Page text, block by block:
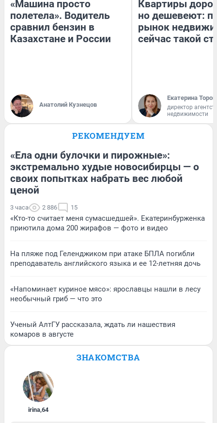
«Машина просто
полетела». Водитель
сравнил бензин в
Казахстане и России
Анатолий Кузнецов
Квартиры
но дешевеют:
рынок
сейчас такой
Екатерина
директор
недвижимости
РЕКОМЕНДУЕМ
«Ела одни булочки и пирожные»:
экстремально худые новосибирцы — о
своих попытках набрать вес любой
ценой
3 часа 2 886 15
«Кто-то считает меня сумасшедшей». Екатеринбурженка
приютила дома 200 жирафов — фото и видео
На пляже под Геленджиком при атаке БПЛА погибли
преподаватель английского языка и ее 12-летняя дочь
«Напоминает куриное мясо»: ярославцы нашли в лесу
необычный гриб — что это
Ученый АлтГУ рассказала, ждать ли нашествия
комаров в августе
ЗНАКОМСТВА
irina,64